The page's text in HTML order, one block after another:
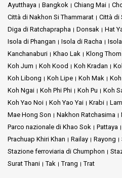
Ayutthaya
Bangkok Chiang Mai
Città di Nakhon Si Thammarat
Città di
Diga di Ratchaprapha
Donsak Hat
Isola di Phangan
Isola di Racha
Kanchanaburi
Khao Lak Klong Thom
Koh Jum
Koh Kood Koh Kradan
Koh Libong
Koh Lipe Koh Mak
Koh Ngai
Koh Phi Phi Koh Pu Koh
Koh Yao Noi
Koh Yao Yai Krabi
Mae Hong Son
Nakhon Ratchasima
Parco nazionale di Khao Sok
Pattaya
Prachuap Khiri Khan
Railay Rayong
Stazione ferroviaria di Chumphon
Surat Thani
Tak Trang Trat